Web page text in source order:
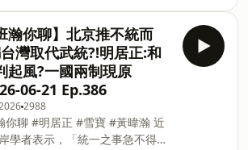
36萬，就以五月份的出生率來
個基隆市只有50幾個新生兒，如果
，會針對長者、育兒規劃一系列
見。交通政策也將優化公車路
承諾只要當選，基隆捷運一定動
，兩人差距達到27.7個百分點，傳
黨可能考慮「換沈」的說法，對
島電子報董事長吳子嘉直言不會
雙北的選戰鎂光燈都在沈伯洋身
本來較有贏面的蘇巧慧淪為配
萬安、李四川繼續維持領先態
黨在雙北選戰恐怕將會遭到雙
瀚你聊】北京推不統而
灣取代武統?!明居正:和
起風?一國兩制現原
06-21 Ep.386
2988
聊 #明居正 #雪寶 #黃暐瀚 近
學者表示，「統一之事急不得、